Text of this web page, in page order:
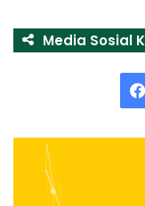
Media Sosial